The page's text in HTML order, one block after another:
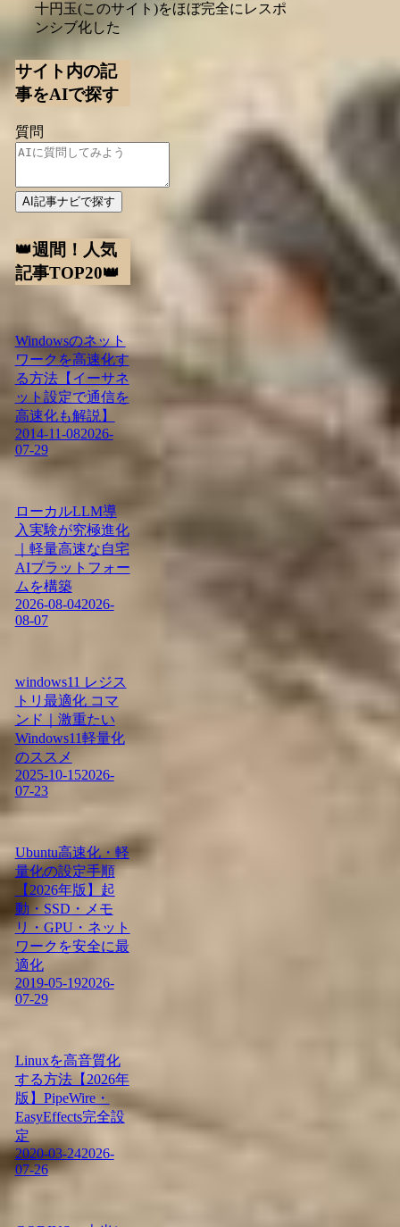
十円玉(このサイト)をほぼ完全にレスポ
ンシブ化した
サイト内の記
事をAIで探す
質問
AI記事ナビで探す
👑週間！人気
記事TOP20👑
Windowsのネット
ワークを高速化す
る方法【イーサネ
ット設定で通信を
高速化も解説】
2014-11-082026-
07-29
ローカルLLM導
入実験が究極進化
｜軽量高速な自宅
AIプラットフォー
ムを構築
2026-08-042026-
08-07
windows11 レジス
トリ最適化 コマ
ンド｜激重たい
Windows11軽量化
のススメ
2025-10-152026-
07-23
Ubuntu高速化・軽
量化の設定手順
【2026年版】起
動・SSD・メモ
リ・GPU・ネット
ワークを安全に最
適化
2019-05-192026-
07-29
Linuxを高音質化
する方法【2026年
版】PipeWire・
EasyEffects完全設
定
2020-03-242026-
07-26